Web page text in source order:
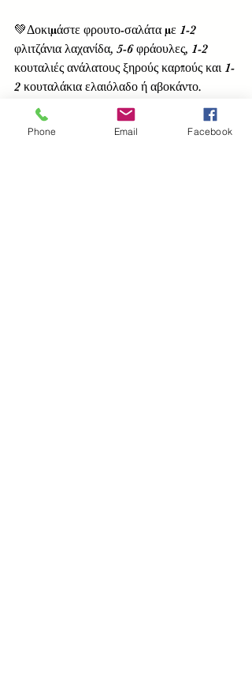
💚Δοκιμάστε φρουτο-σαλάτα με 1-2
φλιτζάνια λαχανίδα, 5-6 φράουλες, 1-2
κουταλιές ανάλατους ξηρούς καρπούς και 1-
2 κουταλάκια ελαιόλαδο ή αβοκάντο.
💚Απολαύστε ένα καλοκαιρινό smoothie
Phone Email Facebook